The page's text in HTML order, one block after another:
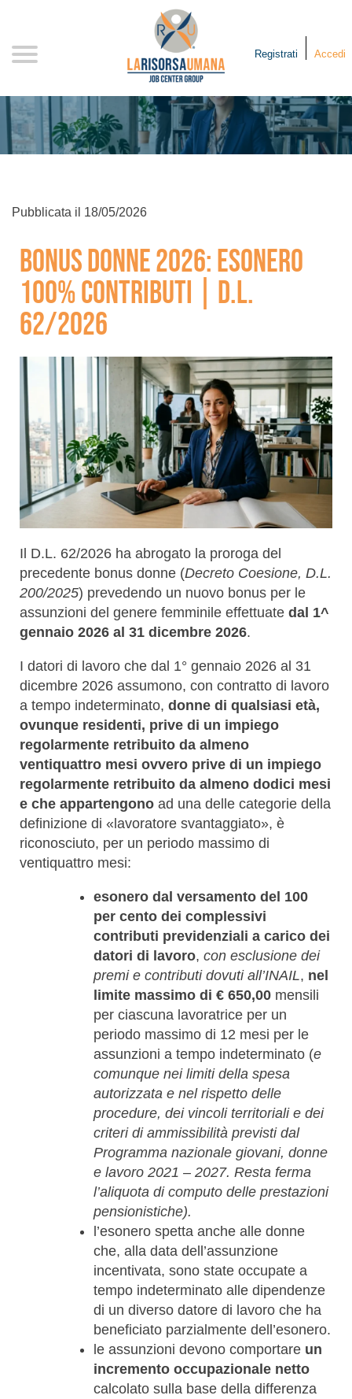
Registrati Accedi
Pubblicata il 18/05/2026
Bonus Donne 2026: Esonero
100% Contributi | D.L.
62/2026
Il D.L. 62/2026 ha abrogato la proroga del
precedente bonus donne (Decreto Coesione, D.L.
200/2025) prevedendo un nuovo bonus per le
assunzioni del genere femminile effettuate dal 1^
gennaio 2026 al 31 dicembre 2026.
I datori di lavoro che dal 1° gennaio 2026 al 31
dicembre 2026 assumono, con contratto di lavoro
a tempo indeterminato, donne di qualsiasi età,
ovunque residenti, prive di un impiego
regolarmente retribuito da almeno
ventiquattro mesi ovvero prive di un impiego
regolarmente retribuito da almeno dodici mesi
e che appartengono ad una delle categorie della
definizione di «lavoratore svantaggiato», è
riconosciuto, per un periodo massimo di
ventiquattro mesi:
esonero dal versamento del 100
per cento dei complessivi
contributi previdenziali a carico dei
datori di lavoro,con esclusione dei
premi e contributi dovuti all’INAIL, nel
limite massimo di € 650,00 mensili
per ciascuna lavoratrice per un
periodo massimo di 12 mesi per le
assunzioni a tempo indeterminato (e
comunque nei limiti della spesa
autorizzata e nel rispetto delle
procedure, dei vincoli territoriali e dei
criteri di ammissibilità previsti dal
Programma nazionale giovani, donne
e lavoro 2021 – 2027. Resta ferma
l’aliquota di computo delle prestazioni
pensionistiche).
l’esonero spetta anche alle donne
che, alla data dell’assunzione
incentivata, sono state occupate a
tempo indeterminato alle dipendenze
di un diverso datore di lavoro che ha
beneficiato parzialmente dell’esonero.
le assunzioni devono comportare un
incremento occupazionale netto
calcolato sulla base della differenza